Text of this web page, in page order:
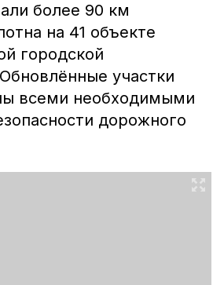
более 90 км
на 41 объекте
городской
участки
всеми необходимыми
дорожного